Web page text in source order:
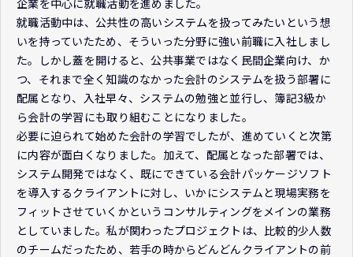
企業を中心に就職活動を進めました。
就職活動中は、公共性の高いシステムを扱ってみたいという想
いを持っていたため、そういった分野に強い前職に入社しまし
た。しかし蓋を開けると、公共事業ではなく民間企業向け、か
つ、それまで全く知識のなかった会計のシステムを扱う部署に
配属となり、入社早々、システムの勉強と並行し、簿記3級か
ら会計の学習にも取り組むことになりました。
必要に迫られて始めた会計の学習でしたが、進めていくと次第
に内容が面白くなりました。加えて、配属となった部署では、
システム開発ではなく、既にできている会計パッケージソフト
を導入するクライアントに対し、いかにシステムと現場実務を
フィットさせていくかというコンサルティングをメインの業務
としていました。私が関わったプロジェクトは、比較的少人数
のチームだったため、若手の時からどんどんクライアントの前